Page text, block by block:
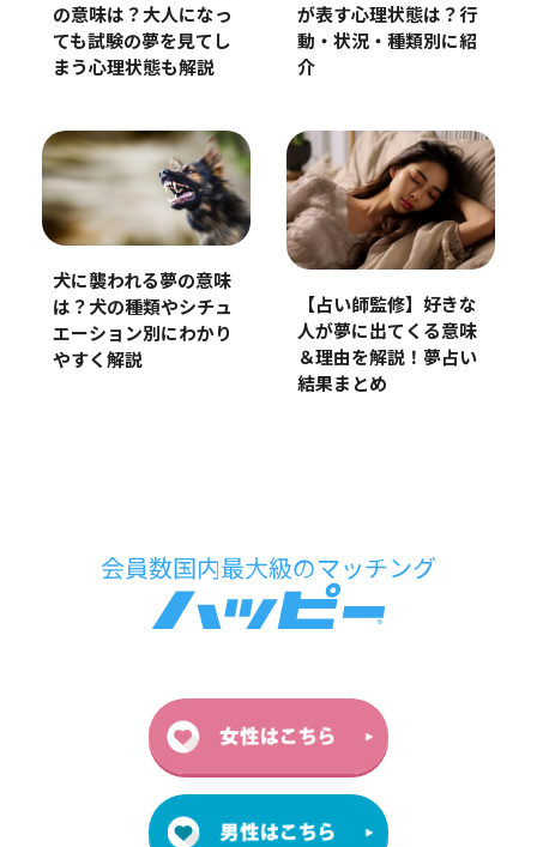
の意味は？大人になっ
ても試験の夢を見てし
まう心理状態も解説
が表す心理状態は？行
動・状況・種類別に紹
介
犬に襲われる夢の意味
は？犬の種類やシチュ
エーション別にわかり
やすく解説
【占い師監修】好きな
人が夢に出てくる意味
＆理由を解説！夢占い
結果まとめ